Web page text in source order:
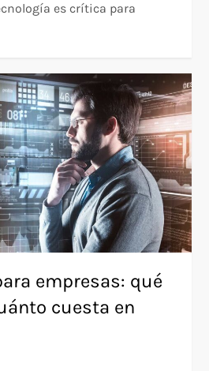
es crítica para
empresas: qué
cuesta en